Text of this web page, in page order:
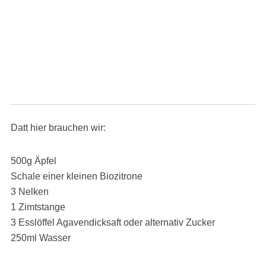
Datt hier brauchen wir:
500g Äpfel
Schale einer kleinen Biozitrone
3 Nelken
1 Zimtstange
3 Esslöffel Agavendicksaft oder alternativ Zucker
250ml Wasser